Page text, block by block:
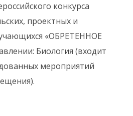
конкурса
проектных и
«ОБРЕТЕННОЕ
Биология (входит
мероприятий